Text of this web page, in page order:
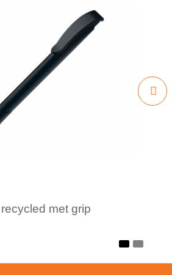
met grip